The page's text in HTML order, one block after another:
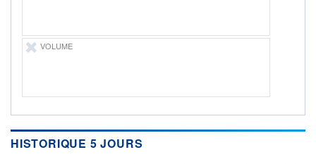
VOLUME
HISTORIQUE 5 JOURS